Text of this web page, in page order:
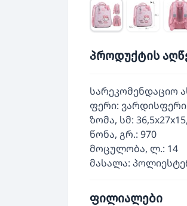
პროდუქტის
სარეკომენდაციო
ფერი: ვარდისფერი
ზომა, სმ:
წონა, გრ.: 970
მოცულობა, ლ.: 14
მასალა:
ფილიალები